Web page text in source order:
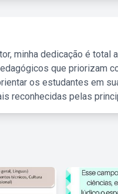
minha dedicação é
que priorizam
os estudantes em
reconhecidas pelas